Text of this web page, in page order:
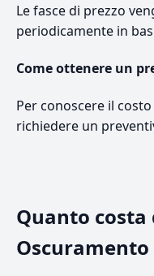
Le fasce di prezzo
periodicamente in
Come ottenere un
Per conoscere il
richiedere un
Quanto costa
Oscuramento